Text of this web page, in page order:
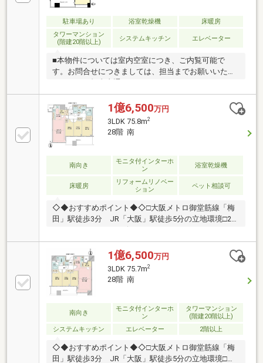
フィットネスルーム■9階：テレワークラウンジ、パー
ティールーム■32階：スカイラウンジ■各フロアにゴミ
捨て場あり（２４時間可）■ペット飼育可（規約制限
あり）
駐車場あり 浴室乾燥機
床暖房
タワーマンション
(階建20階以上)
システムキッチン エレベーター
■本物件については室内空室につき、ご内覧可能で
す。お問合せにつきましては、担当までお願いいたし
【交通】■大阪メトロ谷町線「東梅田」駅 徒歩2分■
大阪メトロ御堂筋線「梅田」駅 徒歩3分■ＪＲ大阪環
状線「大阪」駅 徒歩5分【専有部】■東向き■食器洗
乾燥機有■浴室暖房乾燥有■床暖房有■ディスポーザー
有【共用設備】■2階：コンシェルジュサービス■3階：
ティールーム■32階：スカイラウンジ■各フロアにゴミ
捨て場あり（２４時間可）■ペット飼育可（規約制限
あり）
1億6,500万円
3LDK 75.8m2
28階 南
南向き
モニタ付インターホ
ン
浴室乾燥機
床暖房
リフォームリノベー
ション
ペット相談可
◇◆おすすめポイント◆◇□大阪メトロ御堂筋線「梅
田」駅徒歩3分 JR「大阪」駅徒歩5分の立地環境□2F/
ペット足洗い場 9F/テレワークラウンジ、パーティー
ルーム 32F/スカイラウンジ等共用施設・サービスが
充実□ダブルオートロックシステム、24時間有人管理
といった高いセキュリティ性□各階のクリーンステー
ションに24時間ゴミ出しが可能□納戸、ウォークイン
クローゼット、シューズインクローゼットと収納豊富
◇◆リフォーム内容（2026年1月完成）◆◇鍵交換他
1億6,500万円
3LDK 75.7m2
28階 南
南向き
モニタ付インターホ
ン
タワーマンション
(階建20階以上)
システムキッチン
エレベーター 2階以上
◇◆おすすめポイント◆◇□大阪メトロ御堂筋線「梅
田」駅徒歩3分 JR「大阪」駅徒歩5分の立地環境□テ